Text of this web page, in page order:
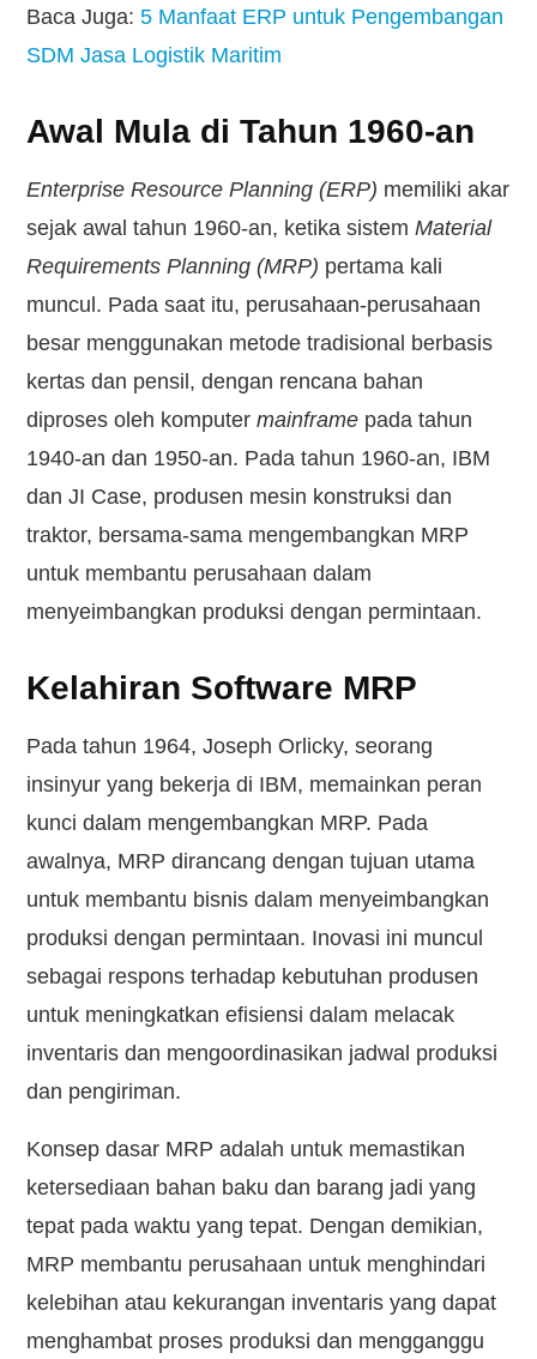
Baca Juga:5 Manfaat ERP untuk Pengembangan
SDM Jasa Logistik Maritim
Awal Mula di Tahun 1960-an
Enterprise Resource Planning (ERP) memiliki akar
sejak awal tahun 1960-an, ketika sistemMaterial
Requirements Planning (MRP) pertama kali
muncul. Pada saat itu, perusahaan-perusahaan
besar menggunakan metode tradisional berbasis
kertas dan pensil, dengan rencana bahan
diproses oleh komputermainframe pada tahun
1940-an dan 1950-an. Pada tahun 1960-an, IBM
dan JI Case, produsen mesin konstruksi dan
traktor, bersama-sama mengembangkan MRP
untuk membantu perusahaan dalam
menyeimbangkan produksi dengan permintaan.
Kelahiran Software MRP
Pada tahun 1964, Joseph Orlicky, seorang
insinyur yang bekerja di IBM, memainkan peran
kunci dalam mengembangkan MRP. Pada
awalnya, MRP dirancang dengan tujuan utama
untuk membantu bisnis dalam menyeimbangkan
produksi dengan permintaan. Inovasi ini muncul
sebagai respons terhadap kebutuhan produsen
untuk meningkatkan efisiensi dalam melacak
inventaris dan mengoordinasikan jadwal produksi
dan pengiriman.
Konsep dasar MRP adalah untuk memastikan
ketersediaan bahan baku dan barang jadi yang
tepat pada waktu yang tepat. Dengan demikian,
MRP membantu perusahaan untuk menghindari
kelebihan atau kekurangan inventaris yang dapat
menghambat proses produksi dan mengganggu